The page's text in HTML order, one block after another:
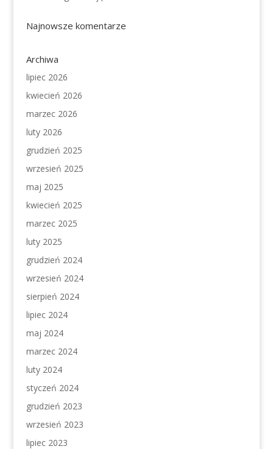
Najnowsze komentarze
Archiwa
lipiec 2026
kwiecień 2026
marzec 2026
luty 2026
grudzień 2025
wrzesień 2025
maj 2025
kwiecień 2025
marzec 2025
luty 2025
grudzień 2024
wrzesień 2024
sierpień 2024
lipiec 2024
maj 2024
marzec 2024
luty 2024
styczeń 2024
grudzień 2023
wrzesień 2023
lipiec 2023